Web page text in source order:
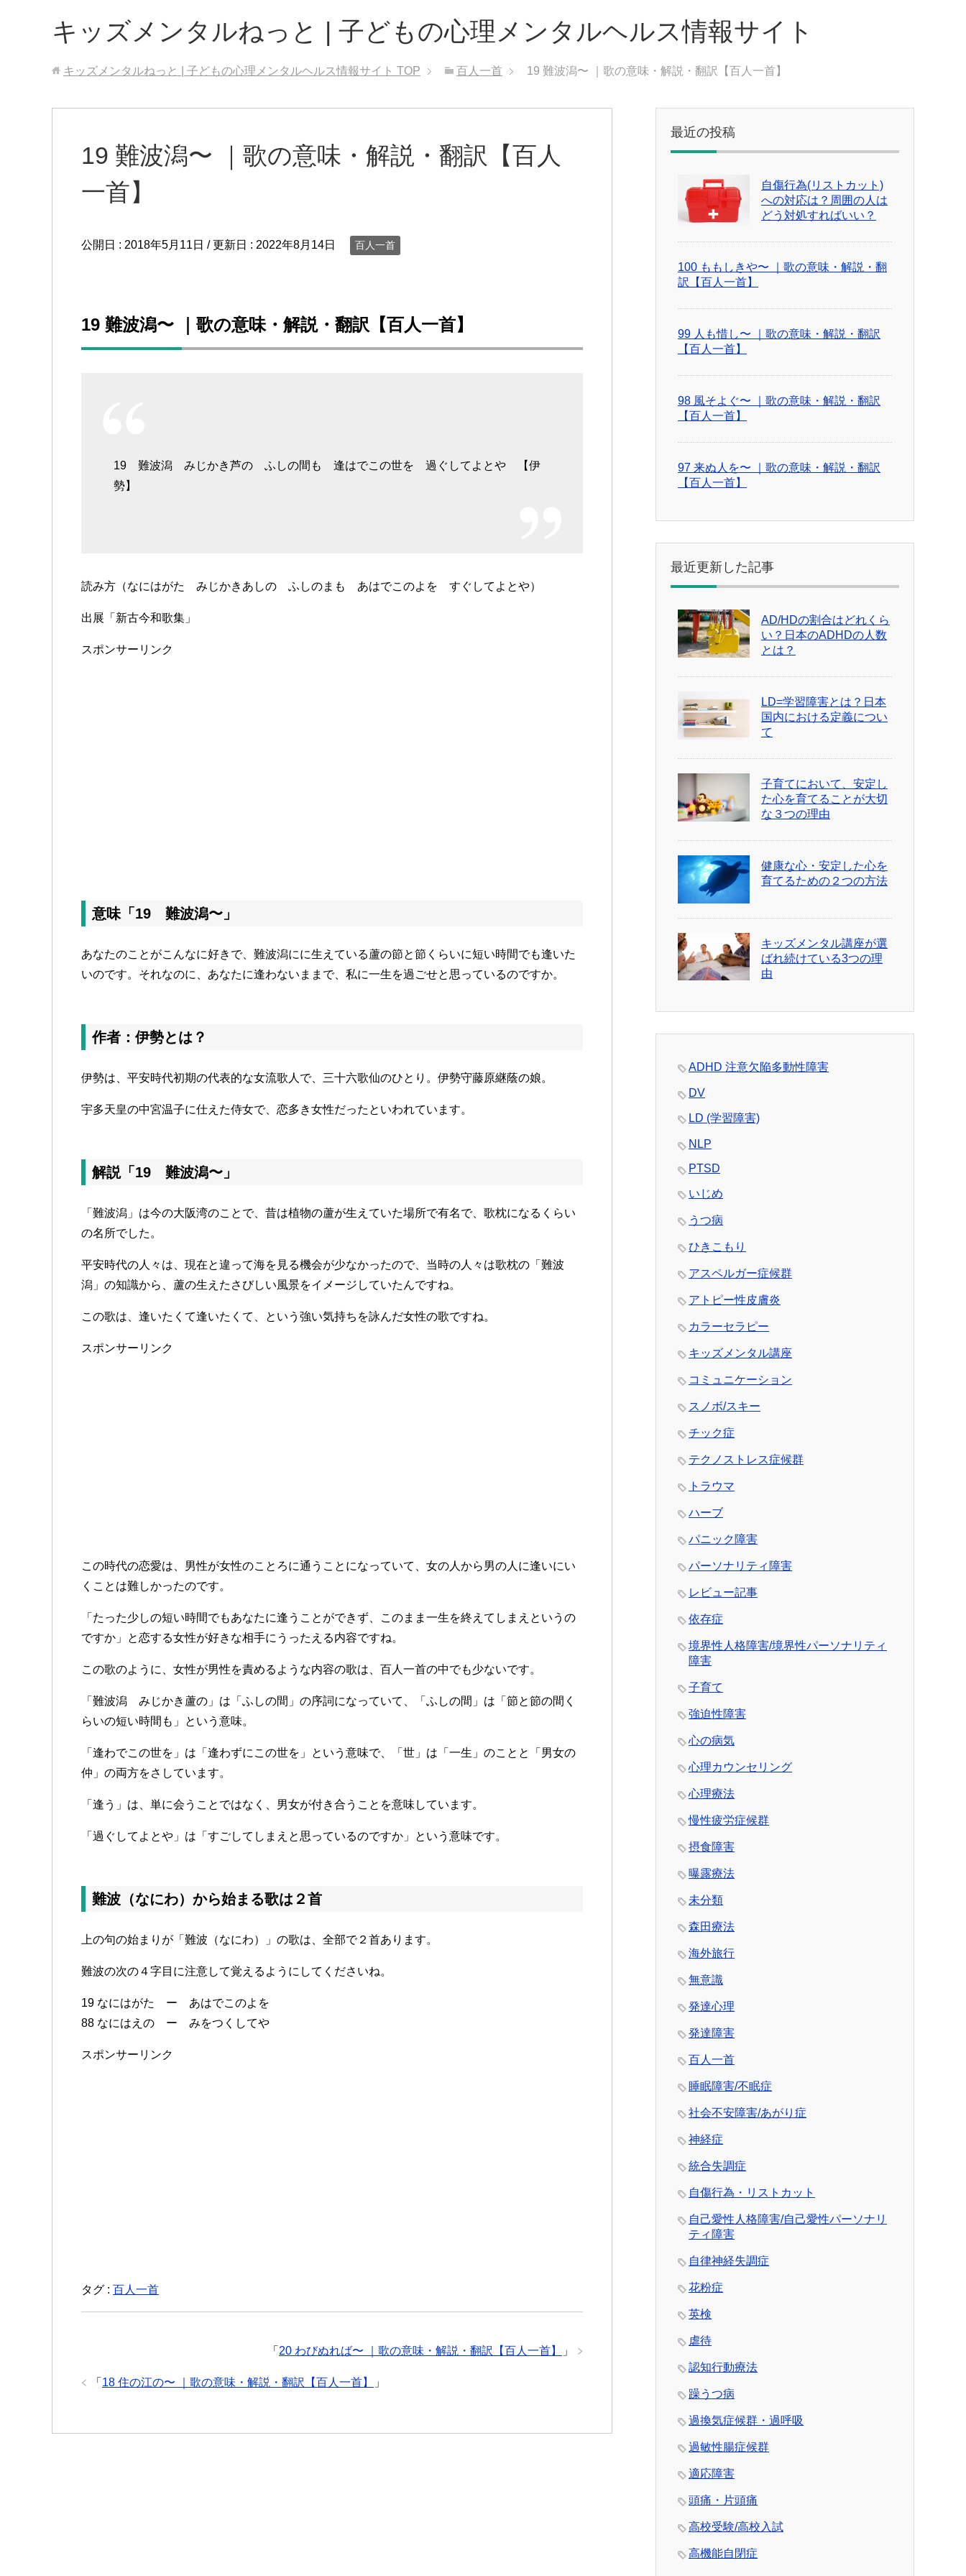
キッズメンタルねっと | 子どもの心理メンタルヘルス情報サイト
キッズメンタルねっと | 子どもの心理メンタルヘルス情報サイト TOP 百人一首 19 難波潟〜 ｜歌の意味・解説・翻訳【百人一首】
19 難波潟〜 ｜歌の意味・解説・翻訳【百人
一首】
公開日 : 2018年5月11日 / 更新日 : 2022年8月14日 百人一首
19 難波潟〜 ｜歌の意味・解説・翻訳【百人一首】
19 難波潟 みじかき芦の ふしの間も 逢はでこの世を 過ぐしてよとや 【伊
勢】
読み方（なにはがた みじかきあしの ふしのまも あはでこのよを すぐしてよとや）
出展「新古今和歌集」
スポンサーリンク
意味「19 難波潟〜」
あなたのことがこんなに好きで、難波潟にに生えている蘆の節と節くらいに短い時間でも逢いた
いのです。それなのに、あなたに逢わないままで、私に一生を過ごせと思っているのですか。
作者：伊勢とは？
伊勢は、平安時代初期の代表的な女流歌人で、三十六歌仙のひとり。伊勢守藤原継蔭の娘。
宇多天皇の中宮温子に仕えた侍女で、恋多き女性だったといわれています。
解説「19 難波潟〜」
「難波潟」は今の大阪湾のことで、昔は植物の蘆が生えていた場所で有名で、歌枕になるくらい
の名所でした。
平安時代の人々は、現在と違って海を見る機会が少なかったので、当時の人々は歌枕の「難波
潟」の知識から、蘆の生えたさびしい風景をイメージしていたんですね。
この歌は、逢いたくて逢いたくて、という強い気持ちを詠んだ女性の歌ですね。
スポンサーリンク
この時代の恋愛は、男性が女性のことろに通うことになっていて、女の人から男の人に逢いにい
くことは難しかったのです。
「たった少しの短い時間でもあなたに逢うことができず、このまま一生を終えてしまえというの
ですか」と恋する女性が好きな相手にうったえる内容ですね。
この歌のように、女性が男性を責めるような内容の歌は、百人一首の中でも少ないです。
「難波潟 みじかき蘆の」は「ふしの間」の序詞になっていて、「ふしの間」は「節と節の間く
らいの短い時間も」という意味。
「逢わでこの世を」は「逢わずにこの世を」という意味で、「世」は「一生」のことと「男女の
仲」の両方をさしています。
「逢う」は、単に会うことではなく、男女が付き合うことを意味しています。
「過ぐしてよとや」は「すごしてしまえと思っているのですか」という意味です。
難波（なにわ）から始まる歌は２首
上の句の始まりが「難波（なにわ）」の歌は、全部で２首あります。
難波の次の４字目に注意して覚えるようにしてくださいね。
19 なにはがた ー あはでこのよを
88 なにはえの ー みをつくしてや
スポンサーリンク
タグ : 百人一首
「 20 わびぬれば〜 ｜歌の意味・解説・翻訳【百人一首】 」
「 18 住の江の〜 ｜歌の意味・解説・翻訳【百人一首】 」
最近の投稿
自傷行為(リストカット)
への対応は？周囲の人は
どう対処すればいい？
100 ももしきや〜 ｜歌の意味・解説・翻
訳【百人一首】
99 人も惜し〜 ｜歌の意味・解説・翻訳
【百人一首】
98 風そよぐ〜 ｜歌の意味・解説・翻訳
【百人一首】
97 来ぬ人を〜 ｜歌の意味・解説・翻訳
【百人一首】
最近更新した記事
AD/HDの割合はどれくら
い？日本のADHDの人数
とは？
LD=学習障害とは？日本
国内における定義につい
て
子育てにおいて、安定し
た心を育てることが大切
な３つの理由
健康な心・安定した心を
育てるための２つの方法
キッズメンタル講座が選
ばれ続けている3つの理
由
ADHD 注意欠陥多動性障害
DV
LD (学習障害)
NLP
PTSD
いじめ
うつ病
ひきこもり
アスペルガー症候群
アトピー性皮膚炎
カラーセラピー
キッズメンタル講座
コミュニケーション
スノボ/スキー
チック症
テクノストレス症候群
トラウマ
ハーブ
パニック障害
パーソナリティ障害
レビュー記事
依存症
境界性人格障害/境界性パーソナリティ
障害
子育て
強迫性障害
心の病気
心理カウンセリング
心理療法
慢性疲労症候群
摂食障害
曝露療法
未分類
森田療法
海外旅行
無意識
発達心理
発達障害
百人一首
睡眠障害/不眠症
社会不安障害/あがり症
神経症
統合失調症
自傷行為・リストカット
自己愛性人格障害/自己愛性パーソナリ
ティ障害
自律神経失調症
花粉症
英検
虐待
認知行動療法
躁うつ病
過換気症候群・過呼吸
過敏性腸症候群
適応障害
頭痛・片頭痛
高校受験/高校入試
高機能自閉症